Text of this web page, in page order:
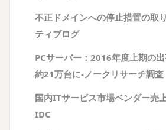
不正ドメインへの停止措置の取
ティブログ
PCサーバー：2016年度上期の
約21万台に-ノークリサーチ調査
国内ITサービス市場ベンダー売
IDC